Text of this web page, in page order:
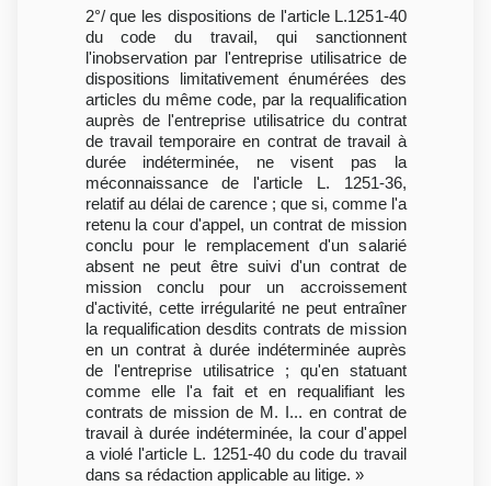
2°/ que les dispositions de l'article L.1251-40
du code du travail, qui sanctionnent
l'inobservation par l'entreprise utilisatrice de
dispositions limitativement énumérées des
articles du même code, par la requalification
auprès de l'entreprise utilisatrice du contrat
de travail temporaire en contrat de travail à
durée indéterminée, ne visent pas la
méconnaissance de l'article L. 1251-36,
relatif au délai de carence ; que si, comme l'a
retenu la cour d'appel, un contrat de mission
conclu pour le remplacement d'un salarié
absent ne peut être suivi d'un contrat de
mission conclu pour un accroissement
d'activité, cette irrégularité ne peut entraîner
la requalification desdits contrats de mission
en un contrat à durée indéterminée auprès
de l'entreprise utilisatrice ; qu'en statuant
comme elle l'a fait et en requalifiant les
contrats de mission de M. I... en contrat de
travail à durée indéterminée, la cour d'appel
a violé l'article L. 1251-40 du code du travail
dans sa rédaction applicable au litige. »